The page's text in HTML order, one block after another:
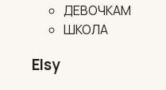
ДЕВОЧКАМ
ШКОЛА
Elsy